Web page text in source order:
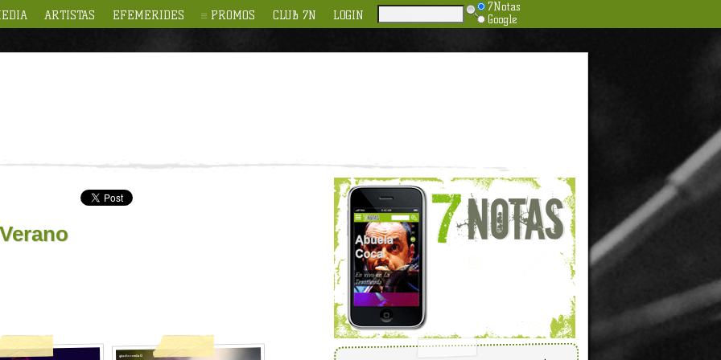
ARTISTAS EFEMERIDES PROMOS CLUB 7N LOGIN
7Notas
Google